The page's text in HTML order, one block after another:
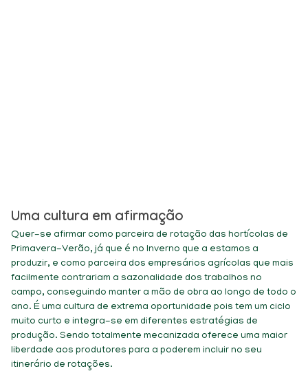
Uma cultura em afirmação
Quer-se afirmar como parceira de rotação das hortícolas de
Primavera-Verão, já que é no Inverno que a estamos a
produzir, e como parceira dos empresários agrícolas que mais
facilmente contrariam a sazonalidade dos trabalhos no
campo, conseguindo manter a mão de obra ao longo de todo o
ano. É uma cultura de extrema oportunidade pois tem um ciclo
muito curto e integra-se em diferentes estratégias de
produção. Sendo totalmente mecanizada oferece uma maior
liberdade aos produtores para a poderem incluir no seu
itinerário de rotações.